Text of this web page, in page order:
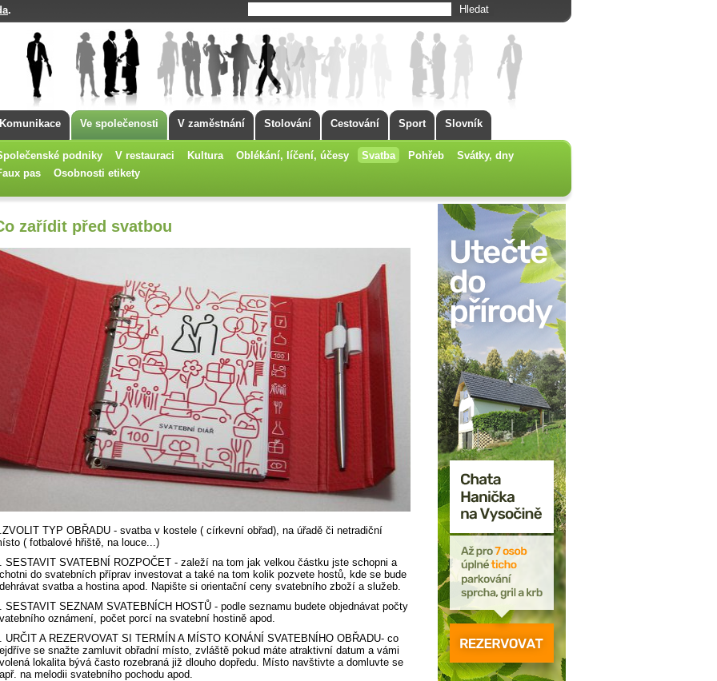
.
Komunikace Ve společenosti V zaměstnání Stolování Cestování Sport Slovník
podniky V restauraci Kultura Oblékání, líčení, účesy Svatba Pohřeb
Svátky, dny
pas
Osobnosti etikety
zařídit před svatbou
TYP OBŘADU - svatba v kostele ( církevní obřad), na úřadě či netradiční
( fotbalové hřiště, na louce...)
SESTAVIT SVATEBNÍ ROZPOČET - zaleží na tom jak velkou částku jste schopni a
do svatebních příprav investovat a také na tom kolik pozvete hostů, kde se bude
svatba a hostina apod. Napište si orientační ceny svatebního zboží a služeb.
SESTAVIT SEZNAM SVATEBNÍCH HOSTŮ - podle seznamu budete objednávat počty
oznámení, počet porcí na svatební hostině apod.
URČIT A REZERVOVAT SI TERMÍN A MÍSTO KONÁNÍ SVATEBNÍHO OBŘADU- co
se snažte zamluvit obřadní místo, zvláště pokud máte atraktivní datum a vámi
lokalita bývá často rozebraná již dlouho dopředu. Místo navštivte a domluvte se
na melodii svatebního pochodu apod.